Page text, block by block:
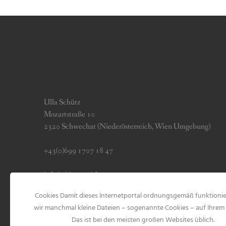
Ulla Schütz
Mozartstraße 10
2320 Schwechat (Niederösterreich, Wien Umgebung)
+43(0)699 1707 18 47
info (at) jerseygirls.at
Impressum & Datenschutz
Cookies Damit dieses Internetportal ordnungsgemäß
wir manchmal kleine Dateien – sogenannte Cookies – auf Ihrem
Das ist bei den meisten großen Websites üblich.